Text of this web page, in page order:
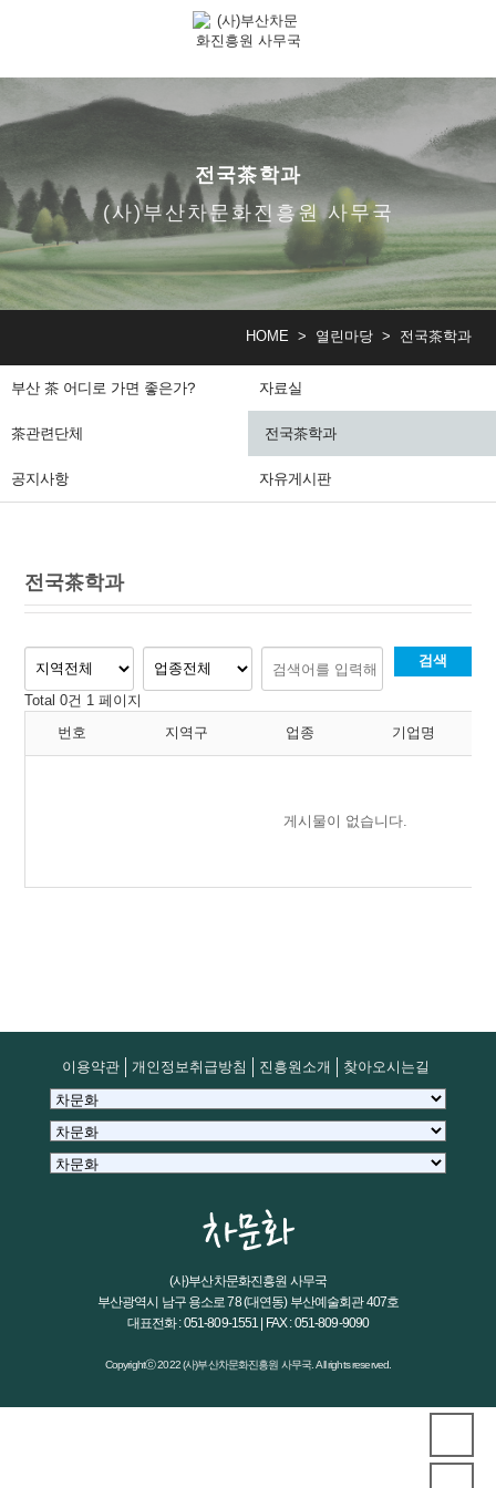
전국茶학과
(사)부산차문화진흥원 사무국
부산 茶 어디로 가면 좋은가? 자료실
茶관련단체 전국茶학과
공지사항 자유게시판
HOME > 열린마당 > 전국茶학과
전국茶학과
검색
Total 0건 1 페이지
번호
지역구 업종 기업명
게시물이 없습니다.
이용약관 개인정보취급방침 진흥원소개 찾아오시는길
(사)부산차문화진흥원 사무국
부산광역시 남구 용소로 78 (대연동) 부산예술회관 407호
대표전화 : 051-809-1551 | FAX : 051-809-9090
Copyrightⓒ 2022 (사)부산차문화진흥원 사무국. All rights reserved.